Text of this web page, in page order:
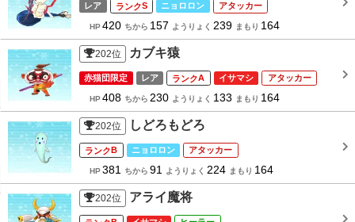
レア S ニョロロン アタッカー
HP420 ちから 157 ようりょく 239 まもり 164
202位 カブキ猿
赤猫団限定 レア A イサマシ アタッカー
HP408 ちから 230 ようりょく 133 まもり 164
202位 しどろもどろ
B ニョロロン アタッカー
HP381 ちから 91 ようりょく 224 まもり 164
202位 アライ魔将